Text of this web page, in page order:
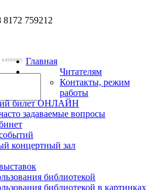
8172 759212
Главная
Читателям
Контакты, режим
работы
билет ОНЛАЙН
задаваемые вопросы
концертный зал
библиотекой
библиотекой в картинках